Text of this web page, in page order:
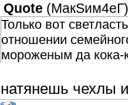
Quote (МакSим4еГ)
Только вот
отношении
мороженым да кока-
натянешь чехлы